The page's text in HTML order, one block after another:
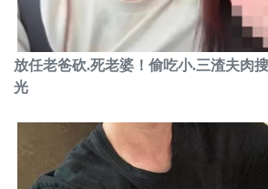
放任老爸砍.死老婆！偷吃小.三渣夫肉
光